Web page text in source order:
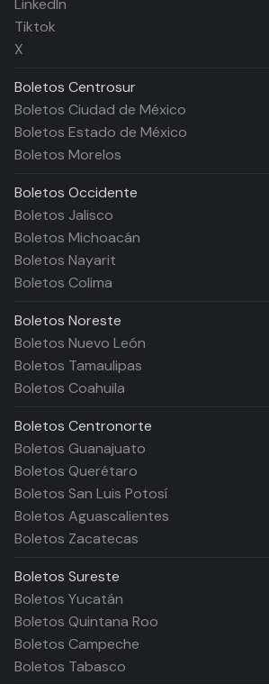
LinkedIn
Tiktok
X
Boletos Centrosur
Boletos Ciudad de México
Boletos Estado de México
Boletos Morelos
Boletos Occidente
Boletos Jalisco
Boletos Michoacán
Boletos Nayarit
Boletos Colima
Boletos Noreste
Boletos Nuevo León
Boletos Tamaulipas
Boletos Coahuila
Boletos Centronorte
Boletos Guanajuato
Boletos Querétaro
Boletos San Luis Potosí
Boletos Aguascalientes
Boletos Zacatecas
Boletos Sureste
Boletos Yucatán
Boletos Quintana Roo
Boletos Campeche
Boletos Tabasco